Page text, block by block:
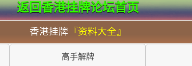
返回香港挂牌论坛首页
香港挂牌 『资料大全』
高手解牌